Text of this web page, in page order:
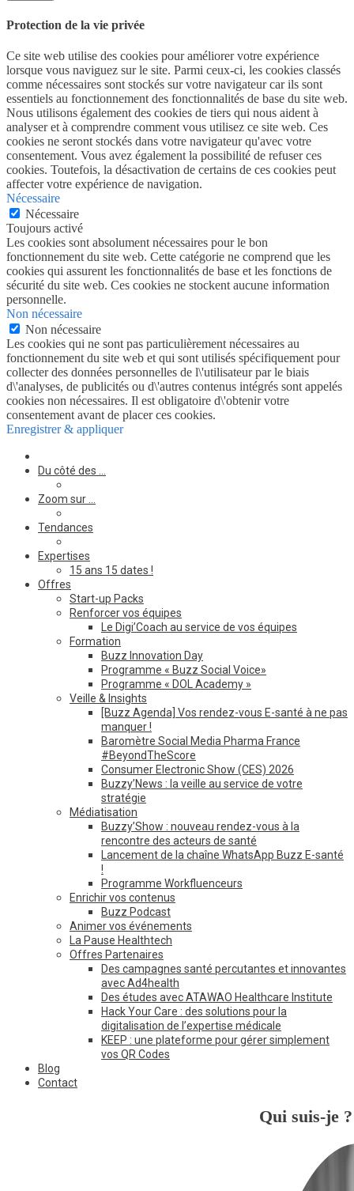
Protection de la vie privée
Ce site web utilise des cookies pour améliorer votre expérience
lorsque vous naviguez sur le site. Parmi ceux-ci, les cookies classés
comme nécessaires sont stockés sur votre navigateur car ils sont
essentiels au fonctionnement des fonctionnalités de base du site web.
Nous utilisons également des cookies de tiers qui nous aident à
analyser et à comprendre comment vous utilisez ce site web. Ces
cookies ne seront stockés dans votre navigateur qu'avec votre
consentement. Vous avez également la possibilité de refuser ces
cookies. Toutefois, la désactivation de certains de ces cookies peut
affecter votre expérience de navigation.
Nécessaire
Nécessaire
Toujours activé
Les cookies sont absolument nécessaires pour le bon
fonctionnement du site web. Cette catégorie ne comprend que les
cookies qui assurent les fonctionnalités de base et les fonctions de
sécurité du site web. Ces cookies ne stockent aucune information
personnelle.
Non nécessaire
Non nécessaire
Les cookies qui ne sont pas particulièrement nécessaires au
fonctionnement du site web et qui sont utilisés spécifiquement pour
collecter des données personnelles de l\'utilisateur par le biais
d\'analyses, de publicités ou d\'autres contenus intégrés sont appelés
cookies non nécessaires. Il est obligatoire d\'obtenir votre
consentement avant de placer ces cookies.
Enregistrer & appliquer
Du côté des …
Zoom sur …
Tendances
Expertises
15 ans 15 dates !
Offres
Start-up Packs
Renforcer vos équipes
Le Digi’Coach au service de vos équipes
Formation
Buzz Innovation Day
Programme « Buzz Social Voice»
Programme « DOL Academy »
Veille & Insights
[Buzz Agenda] Vos rendez-vous E-santé à ne pas
manquer !
Baromètre Social Media Pharma France
#BeyondTheScore
Consumer Electronic Show (CES) 2026
Buzzy’News : la veille au service de votre
stratégie
Médiatisation
Buzzy’Show : nouveau rendez-vous à la
rencontre des acteurs de santé
Lancement de la chaîne WhatsApp Buzz E-santé
!
Programme Workfluenceurs
Enrichir vos contenus
Buzz Podcast
Animer vos événements
La Pause Healthtech
Offres Partenaires
Des campagnes santé percutantes et innovantes
avec Ad4health
Des études avec ATAWAO Healthcare Institute
Hack Your Care : des solutions pour la
digitalisation de l’expertise médicale
KEEP : une plateforme pour gérer simplement
vos QR Codes
Blog
Contact
Qui suis-je ?